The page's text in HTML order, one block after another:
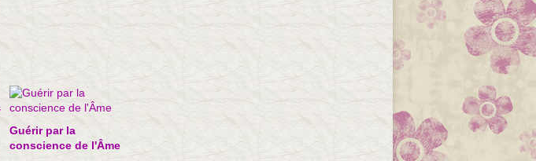
Guérir par la
conscience de l'Âme